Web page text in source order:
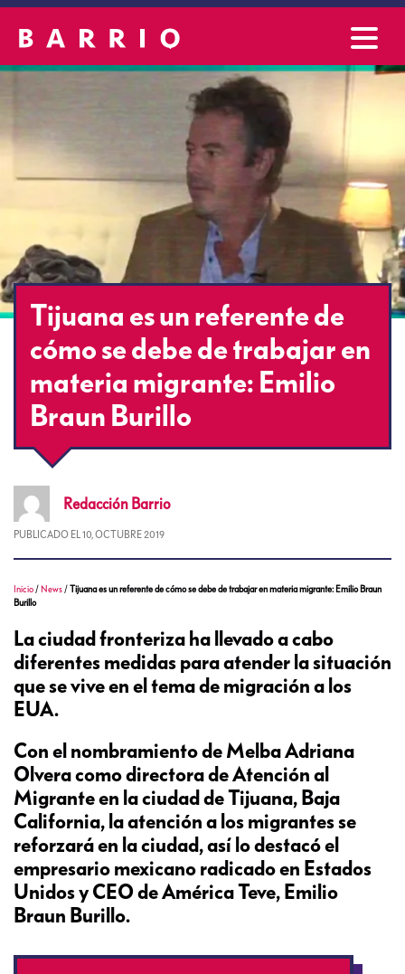
Tijuana es un referente de
cómo se debe de trabajar en
materia migrante: Emilio
Braun Burillo
Redacción Barrio
PUBLICADO EL 10, OCTUBRE 2019
Inicio / News /Tijuana es un referente de cómo se debe de trabajar en materia migrante: Emilio Braun
Burillo
La ciudad fronteriza ha llevado a cabo
diferentes medidas para atender la situación
que se vive en el tema de migración a los
EUA.
Con el nombramiento de Melba Adriana
Olvera como directora de Atención al
Migrante en la ciudad de Tijuana, Baja
California, la atención a los migrantes se
reforzará en la ciudad, así lo destacó el
empresario mexicano radicado en Estados
Unidos y CEO de América Teve, Emilio
Braun Burillo.